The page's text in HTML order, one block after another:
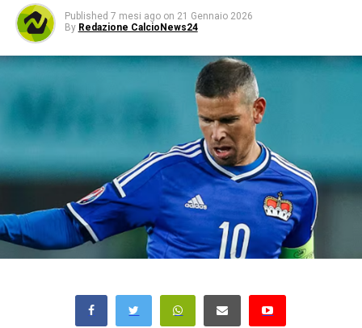
Published 7 mesi ago on 21 Gennaio 2026
By Redazione CalcioNews24